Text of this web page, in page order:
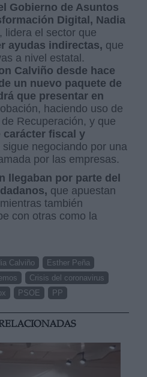
Gobierno de Asuntos
Digital, Nadia
lidera el sector que
ayudas indirectas, que
a nivel estatal.
Calviño desde hace
un nuevo paquete de
que presentar en
haciendo uso de
Recuperación, y que
carácter fiscal y
sigue negociando por una
por las empresas.
llegaban por parte del
que apuestan
también
con otras como la
Calviño
Esther Peña
Crisis del coronavirus
PSOE PP